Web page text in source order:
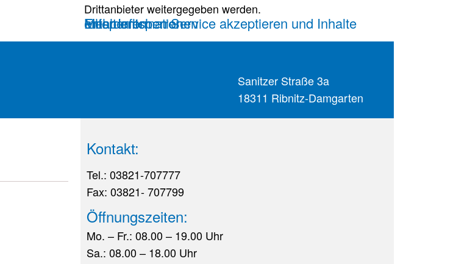
Drittanbieter weitergegeben werden.
Mehr Informationen
Inhalt entsperren
Erforderlichen Service akzeptieren und Inhalte entsperren
Sanitzer Straße 3a
18311 Ribnitz-Damgarten
Kontakt:
Tel.: 03821-707777
Fax: 03821- 707799
Öffnungszeiten:
Mo. – Fr.: 08.00 – 19.00 Uhr
Sa.: 08.00 – 18.00 Uhr